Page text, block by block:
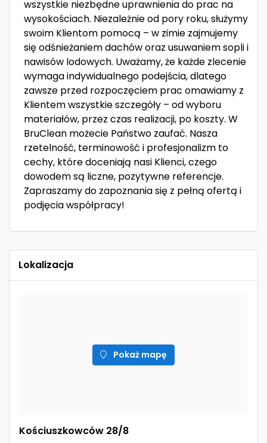
wszystkie niezbędne uprawnienia do prac na
wysokościach. Niezależnie od pory roku, służymy
swoim Klientom pomocą – w zimie zajmujemy
się odśnieżaniem dachów oraz usuwaniem sopli i
nawisów lodowych. Uważamy, że każde zlecenie
wymaga indywidualnego podejścia, dlatego
zawsze przed rozpoczęciem prac omawiamy z
Klientem wszystkie szczegóły – od wyboru
materiałów, przez czas realizacji, po koszty. W
BruClean możecie Państwo zaufać. Nasza
rzetelność, terminowość i profesjonalizm to
cechy, które doceniają nasi Klienci, czego
dowodem są liczne, pozytywne referencje.
Zapraszamy do zapoznania się z pełną ofertą i
podjęcia współpracy!
Lokalizacja
Pokaż mapę
Kościuszkowców 28/8